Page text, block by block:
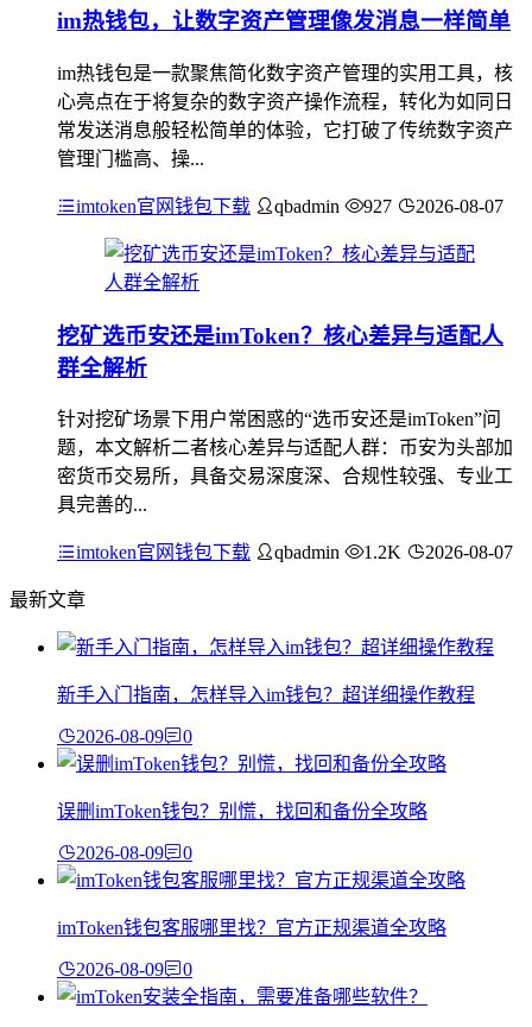
im热钱包，让数字资产管理像发消息一样简单
im热钱包是一款聚焦简化数字资产管理的实用工具，核
心亮点在于将复杂的数字资产操作流程，转化为如同日
常发送消息般轻松简单的体验，它打破了传统数字资产
管理门槛高、操...
imtoken官网钱包下载 qbadmin 927 2026-08-07
挖矿选币安还是imToken？核心差异与适配人
群全解析
针对挖矿场景下用户常困惑的“选币安还是imToken”问
题，本文解析二者核心差异与适配人群：币安为头部加
密货币交易所，具备交易深度深、合规性较强、专业工
具完善的...
imtoken官网钱包下载 qbadmin 1.2K 2026-08-07
最新文章
新手入门指南，怎样导入im钱包？超详细操作教程
2026-08-09 0
误删imToken钱包？别慌，找回和备份全攻略
2026-08-09 0
imToken钱包客服哪里找？官方正规渠道全攻略
2026-08-09 0